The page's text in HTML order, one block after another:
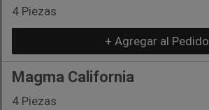
4 Piezas
+ Agregar al Pedido
Magma California
4 Piezas